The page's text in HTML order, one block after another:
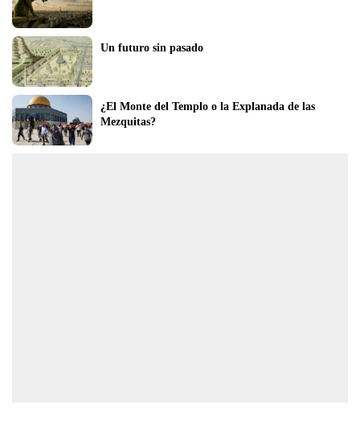
Un futuro sin pasado
¿El Monte del Templo o la Explanada de las
Mezquitas?